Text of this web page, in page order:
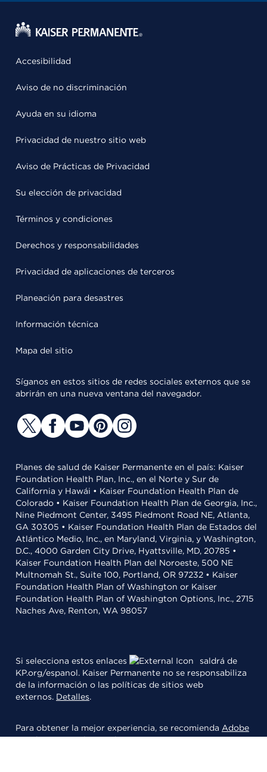
Accesibilidad
Aviso de no discriminación
Ayuda en su idioma
Privacidad de nuestro sitio web
Aviso de Prácticas de Privacidad
Su elección de privacidad
Términos y condiciones
Derechos y responsabilidades
Privacidad de aplicaciones de terceros
Planeación para desastres
Información técnica
Mapa del sitio
Síganos en estos sitios de redes sociales externos que se
abrirán en una nueva ventana del navegador.
Planes de salud de Kaiser Permanente en el país: Kaiser
Foundation Health Plan, Inc., en el Norte y Sur de
California y Hawái • Kaiser Foundation Health Plan de
Colorado • Kaiser Foundation Health Plan de Georgia, Inc.,
Nine Piedmont Center, 3495 Piedmont Road NE, Atlanta,
GA 30305 • Kaiser Foundation Health Plan de Estados del
Atlántico Medio, Inc., en Maryland, Virginia, y Washington,
D.C., 4000 Garden City Drive, Hyattsville, MD, 20785 •
Kaiser Foundation Health Plan del Noroeste, 500 NE
Multnomah St., Suite 100, Portland, OR 97232 • Kaiser
Foundation Health Plan of Washington or Kaiser
Foundation Health Plan of Washington Options, Inc., 2715
Naches Ave, Renton, WA 98057
Si selecciona estos enlaces
saldrá de
KP.org/espanol. Kaiser Permanente no se responsabiliza
de la información o las políticas de sitios web
externos. Detalles.
Para obtener la mejor experiencia, se recomienda Adobe
Acrobat
para leer archivos PDFs.